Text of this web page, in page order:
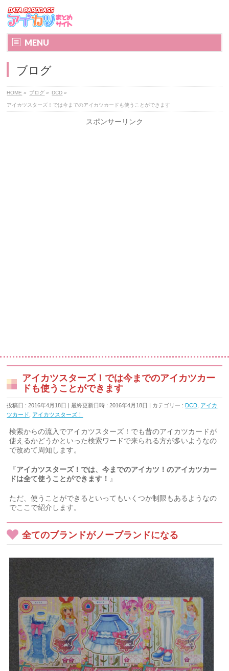
MENU
ブログ
HOME » ブログ » DCD »
アイカツスターズ！では今までのアイカツカードも使うことができます
スポンサーリンク
アイカツスターズ！では今までのアイカツカー
ドも使うことができます
投稿日 : 2016年4月18日 最終更新日時 : 2016年4月18日 カテゴリー :DCD アイカ
ツカード
アイカツスターズ！
検索からの流入でアイカツスターズ！でも昔のアイカツカードが
使えるかどうかといった検索ワードで来られる方が多いようなの
で改めて周知します。
『アイカツスターズ！では、今までのアイカツ！のアイカツカー
ドは全て使うことができます！ 』
ただ、使うことができるといってもいくつか制限もあるようなの
でここで紹介します。
全てのブランドがノーブランドになる